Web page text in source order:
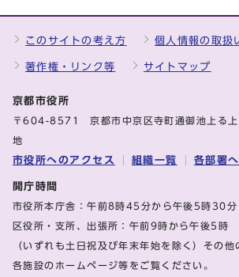
このサイトの考え方 個人情報の取扱
著作権・リンク等 サイトマップ
京都市役所
〒604-8571 京都市中京区寺町通御池上る
地
市役所へのアクセス 組織一覧 各部署
開庁時間
市役所本庁舎：午前8時45分から午後5時30
区役所・支所、出張所：午前9時から午後5時
（いずれも土日祝及び年末年始を除く）その他
各施設のホームページ等をご覧ください。